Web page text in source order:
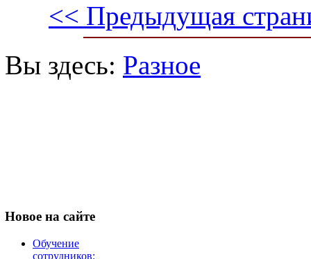
<< Предыдущая
Вы здесь: Разное
Новое на сайте
Обучение
сотрудников: